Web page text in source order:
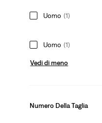
Uomo (1)
Uomo (1)
Vedi di meno
Numero Della Taglia